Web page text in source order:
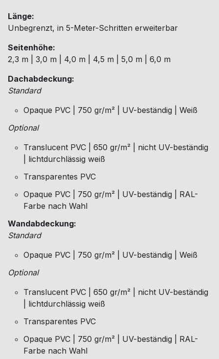
Länge:
Unbegrenzt, in 5-Meter-Schritten erweiterbar
Seitenhöhe:
2,3 m | 3,0 m | 4,0 m | 4,5 m | 5,0 m | 6,0 m
Dachabdeckung:
Standard
Opaque PVC | 750 gr/m² | UV-beständig | Weiß
Optional
Translucent PVC | 650 gr/m² | nicht UV-beständig
| lichtdurchlässig weiß
Transparentes PVC
Opaque PVC | 750 gr/m² | UV-beständig | RAL-
Farbe nach Wahl
Wandabdeckung:
Standard
Opaque PVC | 750 gr/m² | UV-beständig | Weiß
Optional
Translucent PVC | 650 gr/m² | nicht UV-beständig
| lichtdurchlässig weiß
Transparentes PVC
Opaque PVC | 750 gr/m² | UV-beständig | RAL-
Farbe nach Wahl